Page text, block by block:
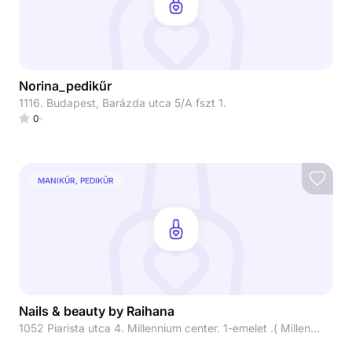
Norina_pedikűr
1116. Budapest, Barázda utca 5/A fszt 1.
0
MANIKŰR, PEDIKŰR
Nails & beauty by Raihana
1052 Piarista utca 4. Millennium center. 1-emelet .( Millennium beauty)